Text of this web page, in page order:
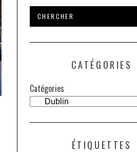
CATÉGORIES
Catégories
ÉTIQUETTES